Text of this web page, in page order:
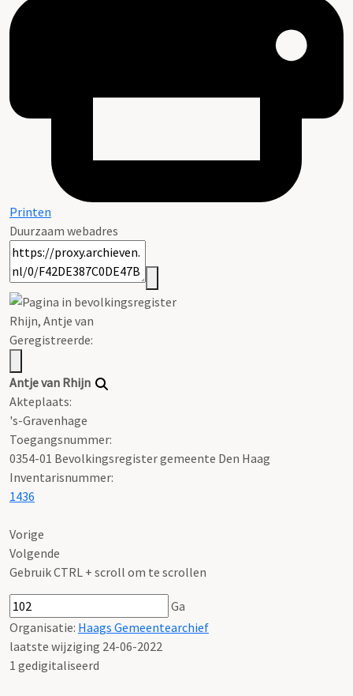
Printen
Duurzaam webadres
Rhijn, Antje van
Geregistreerde:
Antjevan Rhijn
Akteplaats:
's-Gravenhage
Toegangsnummer:
0354-01 Bevolkingsregister gemeente Den Haag
Inventarisnummer:
1436
Vorige
Volgende
Gebruik CTRL + scroll om te scrollen
Ga
Organisatie: Haags Gemeentearchief
laatste wijziging 24-06-2022
1 gedigitaliseerd